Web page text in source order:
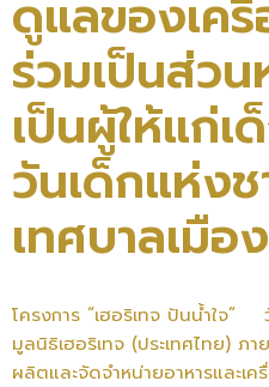
ดูแลของเครื
ร่วมเป็นส่วน
เป็นผู้ให้แก่เ
วันเด็กแห่ง
เทศบาลเมือ
โครงการ “เฮอริเทจ ปันน้ำใจ”
มูลนิธิเฮอริเทจ (ประเทศไทย) ภ
ผลิตและจัดจำหน่ายอาหารและเ